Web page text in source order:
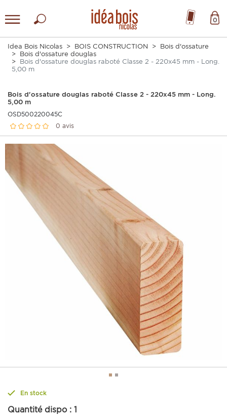
0
Idea Bois Nicolas BOIS CONSTRUCTION
Bois d'ossature
Bois d'ossature douglas
Bois d'ossature douglas raboté Classe 2 - 220x45 mm - Long.
5,00 m
Bois d'ossature douglas raboté Classe 2 - 220x45 mm - Long.
5,00 m
OSD500220045C
0 avis
En stock
Quantité dispo : 1